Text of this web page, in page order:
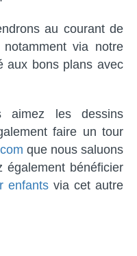
au courant de
via notre
aux bons plans avec
aimez les dessins
faire un tour
que nous saluons
également bénéficier
enfantsvia cet autre